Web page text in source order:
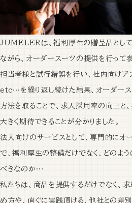
JUMELERは、福利厚生の贈呈品として
ながら、オーダースーツの提供を行って参
担当者様と試行錯誤を行い、社内向けア
etc…を繰り返し続けた結果、オーダース
方法を取ることで、求人採用率の向上と
大きく期待できることが分かりました。
法人向けのサービスとして、専門的にオ
で、福利厚生の整備だけでなく、どのよ
べきなのか…
私たちは、商品を提供するだけでなく、
め方や、直ぐに実践頂ける、他社との差